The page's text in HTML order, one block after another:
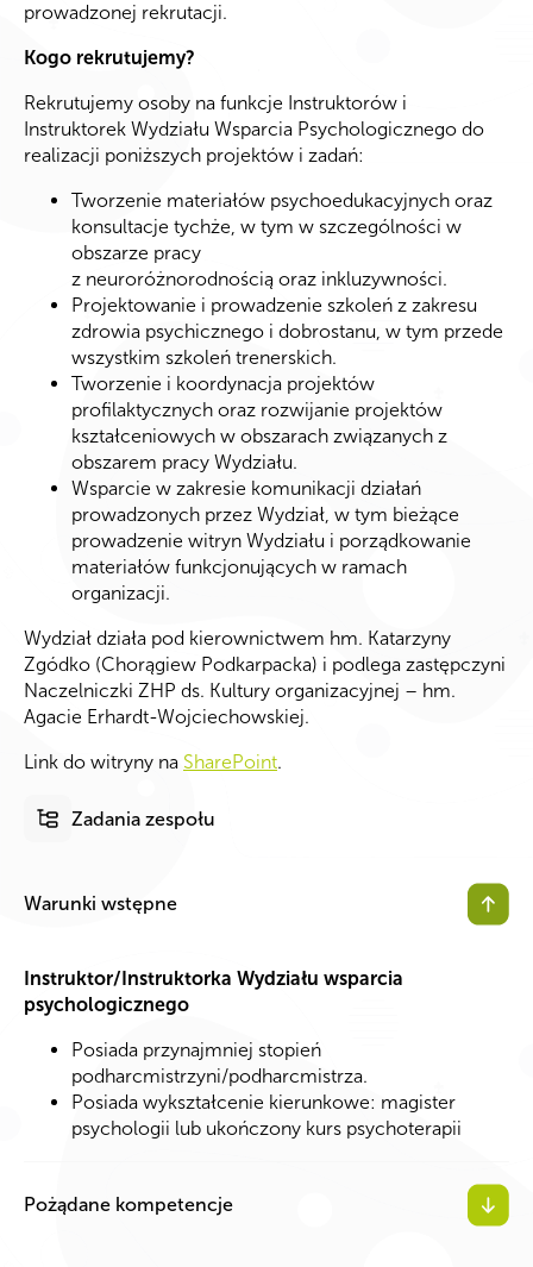
prowadzonej rekrutacji.
Kogo rekrutujemy?
Rekrutujemy osoby na funkcje Instruktorów i
Instruktorek Wydziału Wsparcia Psychologicznego do
realizacji poniższych projektów i zadań:
Tworzenie materiałów psychoedukacyjnych oraz
konsultacje tychże, w tym w szczególności w
obszarze pracy
z neuroróżnorodnością oraz inkluzywności.
Projektowanie i prowadzenie szkoleń z zakresu
zdrowia psychicznego i dobrostanu, w tym przede
wszystkim szkoleń trenerskich.
Tworzenie i koordynacja projektów
profilaktycznych oraz rozwijanie projektów
kształceniowych w obszarach związanych z
obszarem pracy Wydziału.
Wsparcie w zakresie komunikacji działań
prowadzonych przez Wydział, w tym bieżące
prowadzenie witryn Wydziału i porządkowanie
materiałów funkcjonujących w ramach
organizacji.
Wydział działa pod kierownictwem hm. Katarzyny
Zgódko (Chorągiew Podkarpacka) i podlega zastępczyni
Naczelniczki ZHP ds. Kultury organizacyjnej – hm.
Agacie Erhardt-Wojciechowskiej.
Link do witryny na SharePoint.
Zadania zespołu
Warunki wstępne
Instruktor/Instruktorka Wydziału wsparcia
psychologicznego
Posiada przynajmniej stopień
podharcmistrzyni/podharcmistrza.
Posiada wykształcenie kierunkowe: magister
psychologii lub ukończony kurs psychoterapii
Pożądane kompetencje